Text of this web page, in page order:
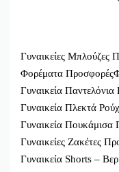
Γυναικείες Μπλούζες
Φορέματα Προσφορές
Γυναικεία
Γυναικεία Πλεκτά
Γυναικεία Πουκάμισα
Γυναικείες Ζακέτες
Γυναικεία Shorts –